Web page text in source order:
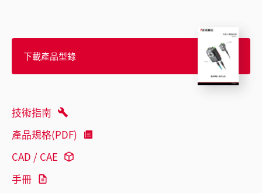
下載產品型錄
技術指南
產品規格(PDF)
CAD / CAE
手冊